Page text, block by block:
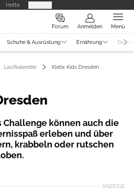
Hefte
Forum Anmelden Menü
Schuhe & Ausrüstung Ernährung
Laufkalender Xletix Kids Dresden
Challenge können auch die
erleben und über
krabbeln oder rutschen
ANZEIGE